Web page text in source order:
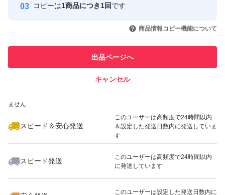
引を完了させた実績があります
での取引実績があります
ません
スピード＆安心発送
このユーザーは高頻度で24時間以内
＆設定した発送日数内に発送していま
す
スピード発送
このユーザーは高頻度で24時間以内
に発送しています
このユーザーは設定した発送日数内に
コピーは1商品につき1回です
商品情報コピー機能について
出品ページへ
キャンセル
いいね！
3,280